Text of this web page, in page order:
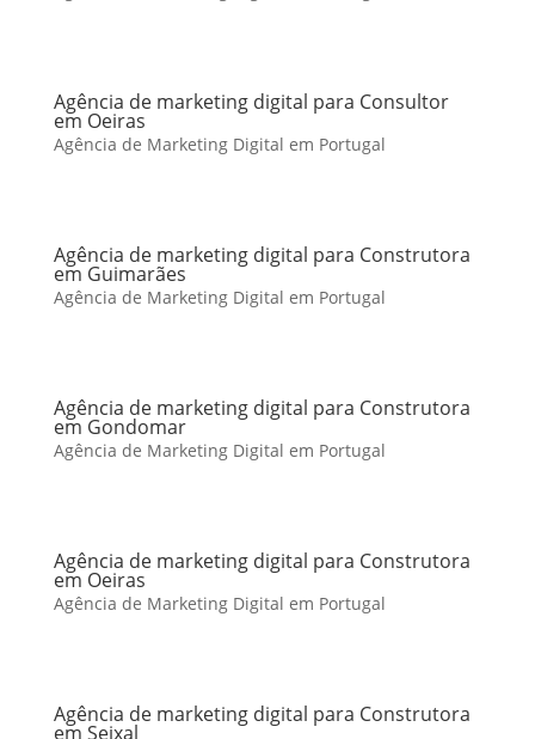
Agência de marketing digital para Consultor
em Oeiras
Agência de Marketing Digital em Portugal
Agência de marketing digital para Construtora
em Guimarães
Agência de Marketing Digital em Portugal
Agência de marketing digital para Construtora
em Gondomar
Agência de Marketing Digital em Portugal
Agência de marketing digital para Construtora
em Oeiras
Agência de Marketing Digital em Portugal
Agência de marketing digital para Construtora
em Seixal